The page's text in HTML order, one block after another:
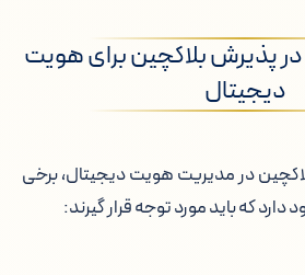
پذیرش بلاکچین برای هویت
دیجیتال
در مدیریت هویت دیجیتال، برخی
که باید مورد توجه قرار گیرند: